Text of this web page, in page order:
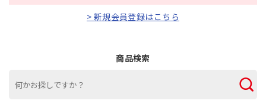
> 新規会員登録はこちら
商品検索